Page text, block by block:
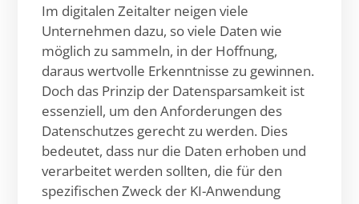
Im digitalen Zeitalter neigen viele
Unternehmen dazu, so viele Daten wie
möglich zu sammeln, in der Hoffnung,
daraus wertvolle Erkenntnisse zu gewinnen.
Doch das Prinzip der Datensparsamkeit ist
essenziell, um den Anforderungen des
Datenschutzes gerecht zu werden. Dies
bedeutet, dass nur die Daten erhoben und
verarbeitet werden sollten, die für den
spezifischen Zweck der KI-Anwendung